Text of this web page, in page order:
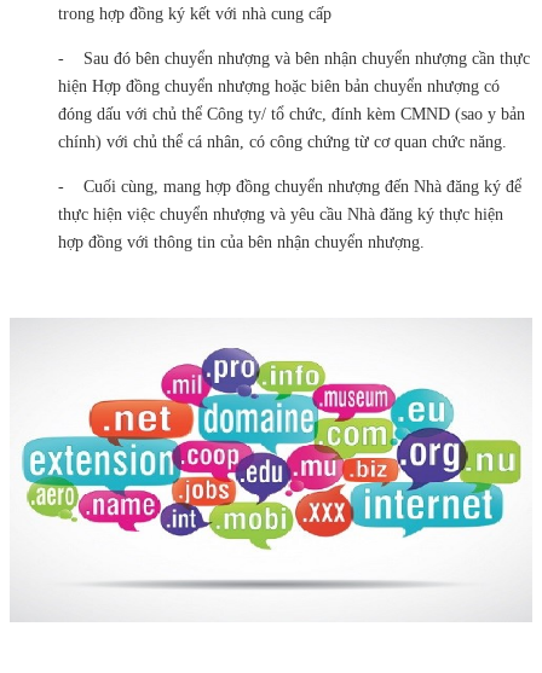
trong hợp đồng ký kết với nhà cung cấp
- Sau đó bên chuyển nhượng và bên nhận chuyển nhượng cần thực
hiện Hợp đồng chuyển nhượng hoặc biên bản chuyển nhượng có
đóng dấu với chủ thể Công ty/ tổ chức, đính kèm CMND (sao y bản
chính) với chủ thể cá nhân, có công chứng từ cơ quan chức năng.
- Cuối cùng, mang hợp đồng chuyển nhượng đến Nhà đăng ký để
thực hiện việc chuyển nhượng và yêu cầu Nhà đăng ký thực hiện
hợp đồng với thông tin của bên nhận chuyển nhượng.